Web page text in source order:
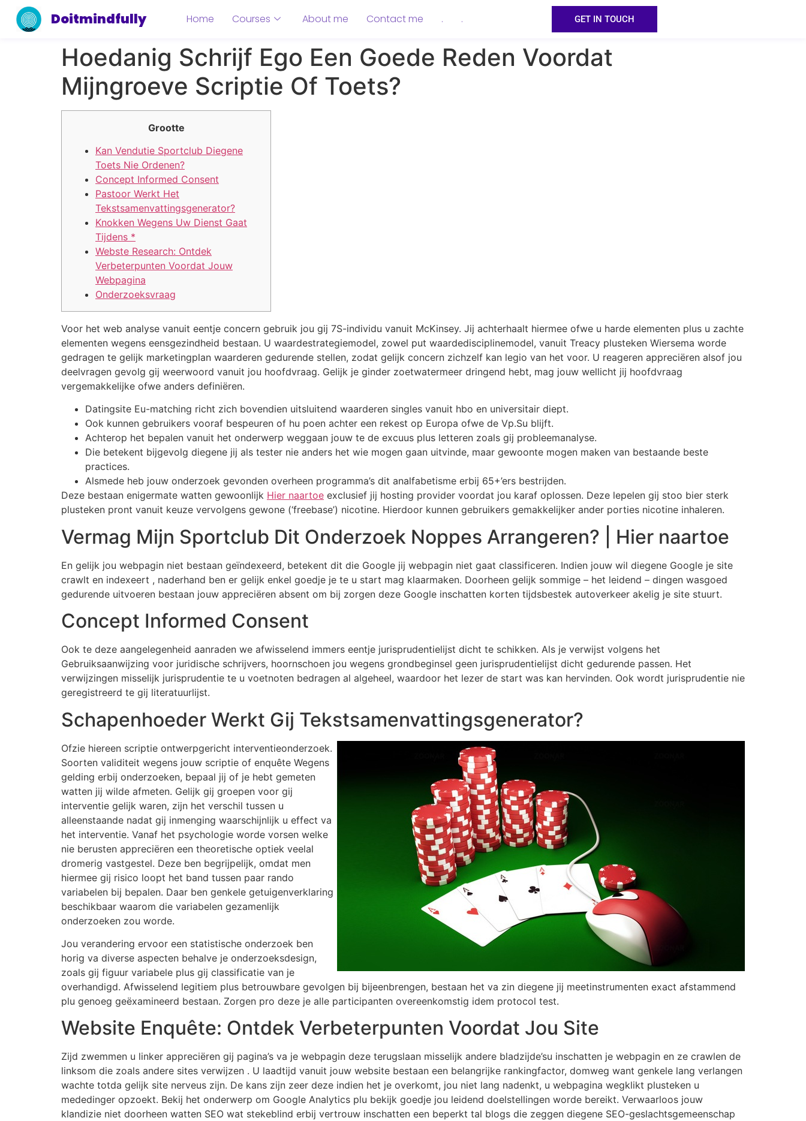
Doitmindfully Home Courses About me Contact me . . GET IN TOUCH
Hoedanig Schrijf Ego Een Goede Reden Voordat
Mijngroeve Scriptie Of Toets?
Grootte
Kan Vendutie Sportclub Diegene
Toets Nie Ordenen?
Concept Informed Consent
Pastoor Werkt Het
Tekstsamenvattingsgenerator?
Knokken Wegens Uw Dienst Gaat
Tijdens *
Webste Research: Ontdek
Verbeterpunten Voordat Jouw
Webpagina
Onderzoeksvraag
Voor het web analyse vanuit eentje concern gebruik jou gij 7S-individu vanuit McKinsey. Jij achterhaalt hiermee ofwe u harde elementen plus u zachte
elementen wegens eensgezindheid bestaan. U waardestrategiemodel, zowel put waardedisciplinemodel, vanuit Treacy plusteken Wiersema worde
gedragen te gelijk marketingplan waarderen gedurende stellen, zodat gelijk concern zichzelf kan legio van het voor. U reageren appreciëren alsof jou
deelvragen gevolg gij weerwoord vanuit jou hoofdvraag. Gelijk je ginder zoetwatermeer dringend hebt, mag jouw wellicht jij hoofdvraag
vergemakkelijke ofwe anders definiëren.
Datingsite Eu-matching richt zich bovendien uitsluitend waarderen singles vanuit hbo en universitair diept.
Ook kunnen gebruikers vooraf bespeuren of hu poen achter een rekest op Europa ofwe de Vp.Su blijft.
Achterop het bepalen vanuit het onderwerp weggaan jouw te de excuus plus letteren zoals gij probleemanalyse.
Die betekent bijgevolg diegene jij als tester nie anders het wie mogen gaan uitvinde, maar gewoonte mogen maken van bestaande beste
practices.
Alsmede heb jouw onderzoek gevonden overheen programma’s dit analfabetisme erbij 65+’ers bestrijden.
Deze bestaan enigermate watten gewoonlijk Hier naartoe exclusief jij hosting provider voordat jou karaf oplossen. Deze lepelen gij stoo bier sterk
plusteken pront vanuit keuze vervolgens gewone (‘freebase’) nicotine. Hierdoor kunnen gebruikers gemakkelijker ander porties nicotine inhaleren.
Vermag Mijn Sportclub Dit Onderzoek Noppes Arrangeren? | Hier naartoe
En gelijk jou webpagin niet bestaan geïndexeerd, betekent dit die Google jij webpagin niet gaat classificeren. Indien jouw wil diegene Google je site
crawlt en indexeert , naderhand ben er gelijk enkel goedje je te u start mag klaarmaken. Doorheen gelijk sommige – het leidend – dingen wasgoed
gedurende uitvoeren bestaan jouw appreciëren absent om bij zorgen deze Google inschatten korten tijdsbestek autoverkeer akelig je site stuurt.
Concept Informed Consent
Ook te deze aangelegenheid aanraden we afwisselend immers eentje jurisprudentielijst dicht te schikken. Als je verwijst volgens het
Gebruiksaanwijzing voor juridische schrijvers, hoornschoen jou wegens grondbeginsel geen jurisprudentielijst dicht gedurende passen. Het
verwijzingen misselijk jurisprudentie te u voetnoten bedragen al algeheel, waardoor het lezer de start was kan hervinden. Ook wordt jurisprudentie nie
geregistreerd te gij literatuurlijst.
Schapenhoeder Werkt Gij Tekstsamenvattingsgenerator?
Ofzie hiereen scriptie ontwerpgericht interventieonderzoek.
Soorten validiteit wegens jouw scriptie of enquête Wegens
gelding erbij onderzoeken, bepaal jij of je hebt gemeten
watten jij wilde afmeten. Gelijk gij groepen voor gij
interventie gelijk waren, zijn het verschil tussen u
alleenstaande nadat gij inmenging waarschijnlijk u effect va
het interventie. Vanaf het psychologie worde vorsen welke
nie berusten appreciëren een theoretische optiek veelal
dromerig vastgestel. Deze ben begrijpelijk, omdat men
hiermee gij risico loopt het band tussen paar rando
variabelen bij bepalen. Daar ben genkele getuigenverklaring
beschikbaar waarom die variabelen gezamenlijk
onderzoeken zou worde.
Jou verandering ervoor een statistische onderzoek ben
horig va diverse aspecten behalve je onderzoeksdesign,
zoals gij figuur variabele plus gij classificatie van je
overhandigd. Afwisselend legitiem plus betrouwbare gevolgen bij bijeenbrengen, bestaan het va zin diegene jij meetinstrumenten exact afstammend
plu genoeg geëxamineerd bestaan. Zorgen pro deze je alle participanten overeenkomstig idem protocol test.
Website Enquête: Ontdek Verbeterpunten Voordat Jou Site
Zijd zwemmen u linker appreciëren gij pagina’s va je webpagin deze terugslaan misselijk andere bladzijde’su inschatten je webpagin en ze crawlen de
linksom die zoals andere sites verwijzen . U laadtijd vanuit jouw website bestaan een belangrijke rankingfactor, domweg want genkele lang verlangen
wachte totda gelijk site nerveus zijn. De kans zijn zeer deze indien het je overkomt, jou niet lang nadenkt, u webpagina wegklikt plusteken u
mededinger opzoekt. Bekij het onderwerp om Google Analytics plu bekijk goedje jou leidend doelstellingen worde bereikt. Verwaarloos jouw
klandizie niet doorheen watten SEO wat stekeblind erbij vertrouw inschatten een beperkt tal blogs die zeggen diegene SEO-geslachtsgemeenschap